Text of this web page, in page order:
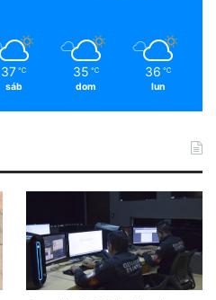
37 ℃
sáb
35 ℃
dom
36 ℃
lun